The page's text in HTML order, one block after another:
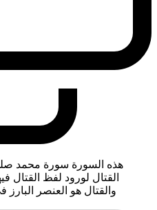
هذه السورة سورة محمد
القتال لورود لفظ القتال
والقتال هو العنصر